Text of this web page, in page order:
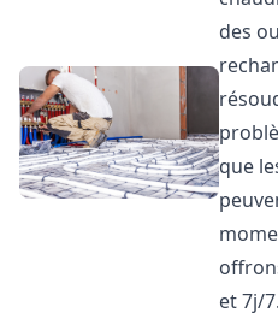
des
que
et 7j/